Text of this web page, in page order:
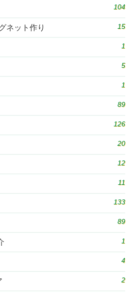
104
ネット作り 15
1
5
1
89
126
20
12
11
133
89
1
4
2